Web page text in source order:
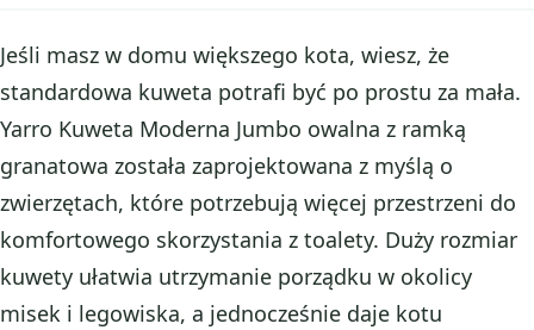
Jeśli masz w domu większego kota, wiesz, że
standardowa kuweta potrafi być po prostu za mała.
Yarro Kuweta Moderna Jumbo owalna z ramką
granatowa została zaprojektowana z myślą o
zwierzętach, które potrzebują więcej przestrzeni do
komfortowego skorzystania z toalety. Duży rozmiar
kuwety ułatwia utrzymanie porządku w okolicy
misek i legowiska, a jednocześnie daje kotu